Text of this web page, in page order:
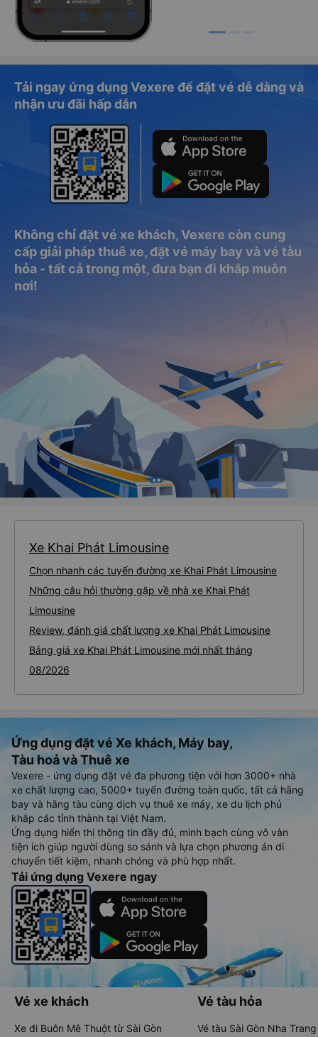
Tải ngay ứng dụng Vexere để đặt vé dễ dàng và
nhận ưu đãi hấp dẫn
Không chỉ đặt vé xe khách, Vexere còn cung
cấp giải pháp thuê xe, đặt vé máy bay và vé tàu
hỏa - tất cả trong một, đưa bạn đi khắp muôn
nơi!
Xe Khai Phát Limousine
Chọn nhanh các tuyến đường xe Khai Phát Limousine
Những câu hỏi thường gặp về nhà xe Khai Phát
Limousine
Review, đánh giá chất lượng xe Khai Phát Limousine
Bảng giá xe Khai Phát Limousine mới nhất tháng
08/2026
Ứng dụng đặt vé Xe khách, Máy bay,
Tàu hoả và Thuê xe
Vexere - ứng dụng đặt vé đa phương tiện với hơn 3000+ nhà
xe chất lượng cao, 5000+ tuyến đường toàn quốc, tất cả hãng
bay và hãng tàu cùng dịch vụ thuê xe máy, xe du lịch phủ
khắp các tỉnh thành tại Việt Nam.
Ứng dụng hiển thị thông tin đầy đủ, minh bạch cùng vô vàn
tiện ích giúp người dùng so sánh và lựa chọn phương án di
chuyển tiết kiệm, nhanh chóng và phù hợp nhất.
Tải ứng dụng Vexere ngay
Vé xe khách
Xe đi Buôn Mê Thuột từ Sài Gòn
Vé tàu hỏa
Vé tàu Sài Gòn Nha Trang